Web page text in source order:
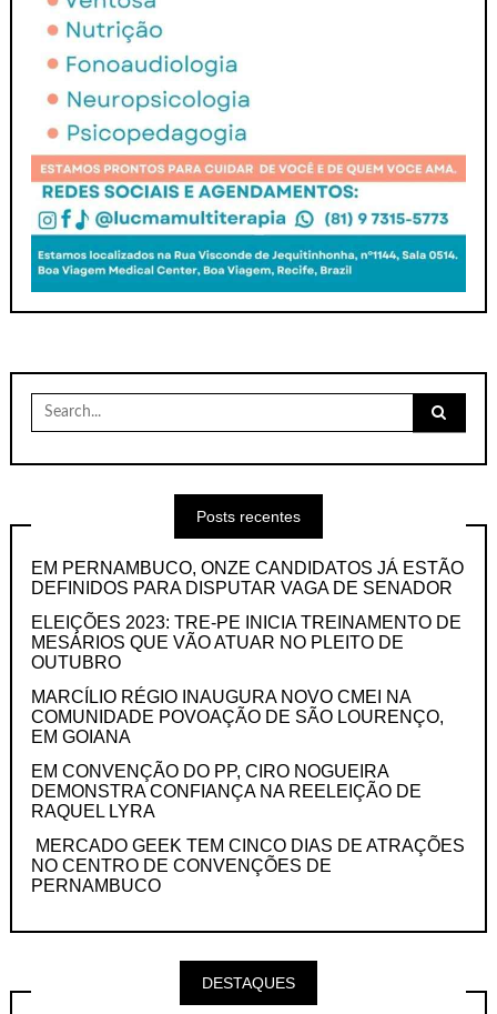
Search
for:
Posts recentes
EM PERNAMBUCO, ONZE CANDIDATOS JÁ ESTÃO
DEFINIDOS PARA DISPUTAR VAGA DE SENADOR
ELEIÇÕES 2023: TRE-PE INICIA TREINAMENTO DE
MESÁRIOS QUE VÃO ATUAR NO PLEITO DE
OUTUBRO
MARCÍLIO RÉGIO INAUGURA NOVO CMEI NA
COMUNIDADE POVOAÇÃO DE SÃO LOURENÇO,
EM GOIANA
EM CONVENÇÃO DO PP, CIRO NOGUEIRA
DEMONSTRA CONFIANÇA NA REELEIÇÃO DE
RAQUEL LYRA
MERCADO GEEK TEM CINCO DIAS DE ATRAÇÕES
NO CENTRO DE CONVENÇÕES DE
PERNAMBUCO
DESTAQUES